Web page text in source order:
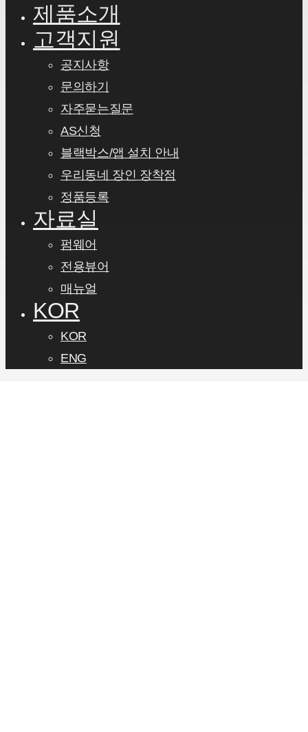
제품소개
고객지원
공지사항
문의하기
자주묻는질문
AS신청
블랙박스/앱 설치 안내
우리동네 장인 장착점
정품등록
자료실
펌웨어
전용뷰어
매뉴얼
KOR
KOR
ENG